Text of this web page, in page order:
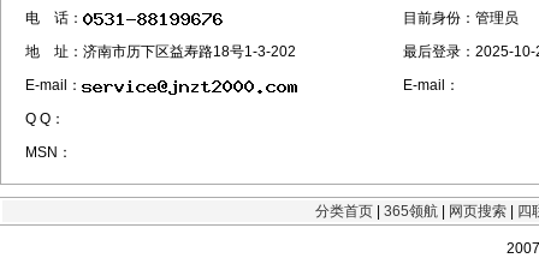
电 话：
地 址：济南市历下区益寿路18号1-3-202
E-mail：
Q Q：
MSN：
目前身份： 管理员
最后登录： 2025-10-
E-mail：
分类首页 365领航 网页搜索 四